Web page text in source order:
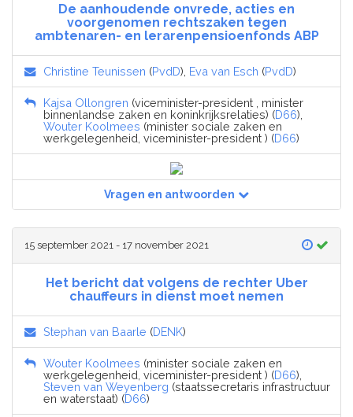
De aanhoudende onvrede, acties en
voorgenomen rechtszaken tegen
ambtenaren- en lerarenpensioenfonds ABP
Christine Teunissen (PvdD), Eva van Esch (PvdD)
Kajsa Ollongren (viceminister-president , minister
binnenlandse zaken en koninkrijksrelaties) (D66),
Wouter Koolmees (minister sociale zaken en
werkgelegenheid, viceminister-president ) (D66)
Vragen en antwoorden
15 september 2021 - 17 november 2021
Het bericht dat volgens de rechter Uber
chauffeurs in dienst moet nemen
Stephan van Baarle (DENK)
Wouter Koolmees (minister sociale zaken en
werkgelegenheid, viceminister-president ) (D66),
Steven van Weyenberg (staatssecretaris infrastructuur
en waterstaat) (D66)